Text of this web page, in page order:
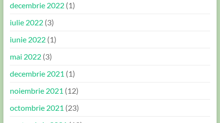
decembrie 2022(1)
iulie 2022(3)
iunie 2022(1)
mai 2022(3)
decembrie 2021 (1)
noiembrie 2021 (12)
octombrie 2021 (23)